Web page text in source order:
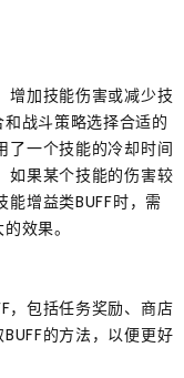
增加技能伤害或减少技
战斗策略选择合适的
了一个技能的冷却时间
如果某个技能的伤害较
能增益类BUFF时，需
效果。
，包括任务奖励、商店
的方法，以便更好